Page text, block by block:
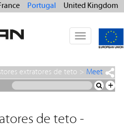
Portugal United Kingdom
Toggle
navigation
extratores de teto > Meet
+
de teto -